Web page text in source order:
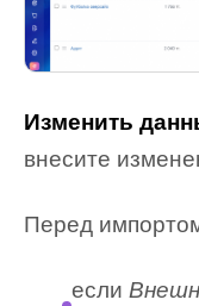
Изменить
внесите
Перед
если